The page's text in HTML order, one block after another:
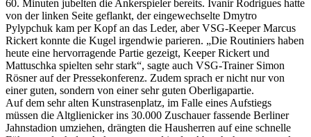
60. Minuten jubelten die Ankerspieler bereits. Ivanir Rodrigues hatte
von der linken Seite geflankt, der eingewechselte Dmytro
Pylypchuk kam per Kopf an das Leder, aber VSG-Keeper Marcus
Rickert konnte die Kugel irgendwie parieren. „Die Routiniers haben
heute eine hervorragende Partie gezeigt, Keeper Rickert und
Mattuschka spielten sehr stark“, sagte auch VSG-Trainer Simon
Rösner auf der Pressekonferenz. Zudem sprach er nicht nur von
einer guten, sondern von einer sehr guten Oberligapartie.
Auf dem sehr alten Kunstrasenplatz, im Falle eines Aufstiegs
müssen die Altglienicker ins 30.000 Zuschauer fassende Berliner
Jahnstadion umziehen, drängten die Hausherren auf eine schnelle